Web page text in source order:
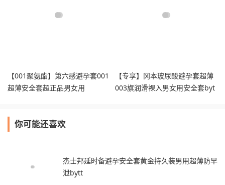
【001聚氨酯】第六感避孕套001
超薄安全套超正品男女用
【专享】冈本玻尿酸避孕套超薄
003旗润滑裸入男女用安全套byt
你可能还喜欢
杰士邦延时备避孕安全套黄金持久装男用超薄防早
泄bytt